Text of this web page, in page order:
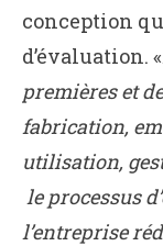
conception
d’évaluation. «
premières et
fabrication,
utilisation,
le processus
l’entreprise